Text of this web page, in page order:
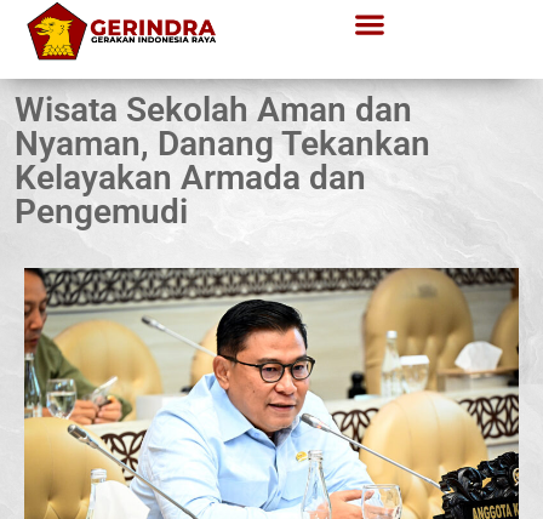
Wisata Sekolah Aman dan
Nyaman, Danang Tekankan
Kelayakan Armada dan
Pengemudi